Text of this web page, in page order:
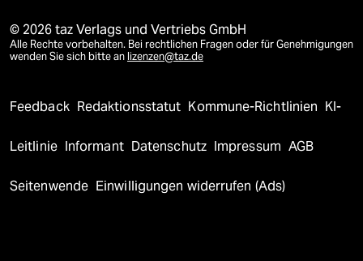
© 2026 taz Verlags und Vertriebs GmbH
Alle Rechte vorbehalten. Bei rechtlichen Fragen oder für Genehmigungen
wenden Sie sich bitte an lizenzen@taz.de
Feedback Redaktionsstatut Kommune-Richtlinien KI-
Leitlinie Informant Datenschutz Impressum AGB
Seitenwende Einwilligungen widerrufen (Ads)